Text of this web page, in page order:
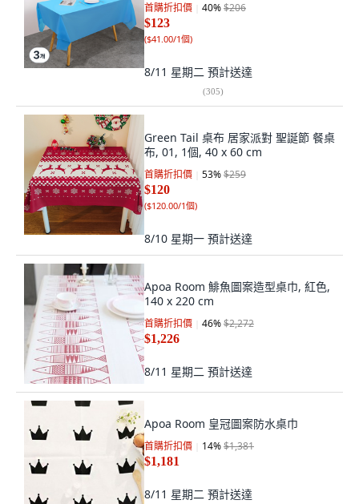
首購折扣價 40%$206
$123
($41.00/1個)
8/11 星期二 預計送達
(305)
Green Tail 桌布 居家派對 聖誕節 餐桌
布, 01, 1個, 40 x 60 cm
首購折扣價 53%$259
$120
($120.00/1個)
8/10 星期一 預計送達
Apoa Room 鯡魚圖案造型桌巾, 紅色,
140 x 220 cm
首購折扣價 46%$2,272
$1,226
8/11 星期二 預計送達
Apoa Room 皇冠圖案防水桌巾
首購折扣價 14%$1,381
$1,181
8/11 星期二 預計送達